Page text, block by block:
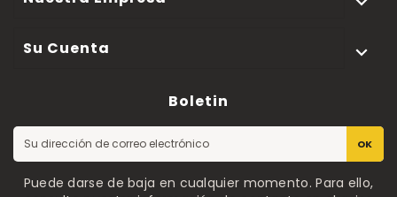
Su Cuenta 
Boletin
OK
Puede darse de baja en cualquier momento. Para ello,